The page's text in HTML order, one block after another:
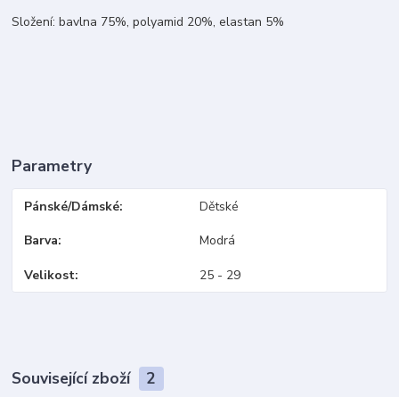
Složení: bavlna 75%, polyamid 20%, elastan 5%
Parametry
Pánské/Dámské Dětské
Barva Modrá
Velikost 25 - 29
Související zboží 2